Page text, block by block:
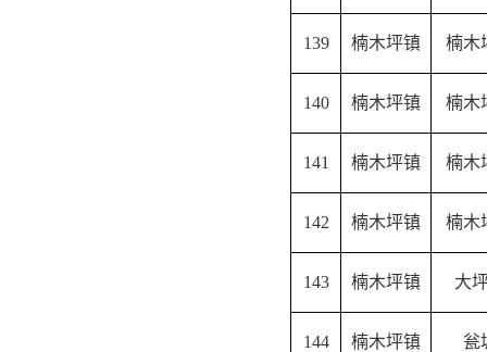
139 楠木坪镇 楠木
140 楠木坪镇 楠木
141 楠木坪镇 楠木
142 楠木坪镇 楠木
143 楠木坪镇 大
144 楠木坪镇 瓮